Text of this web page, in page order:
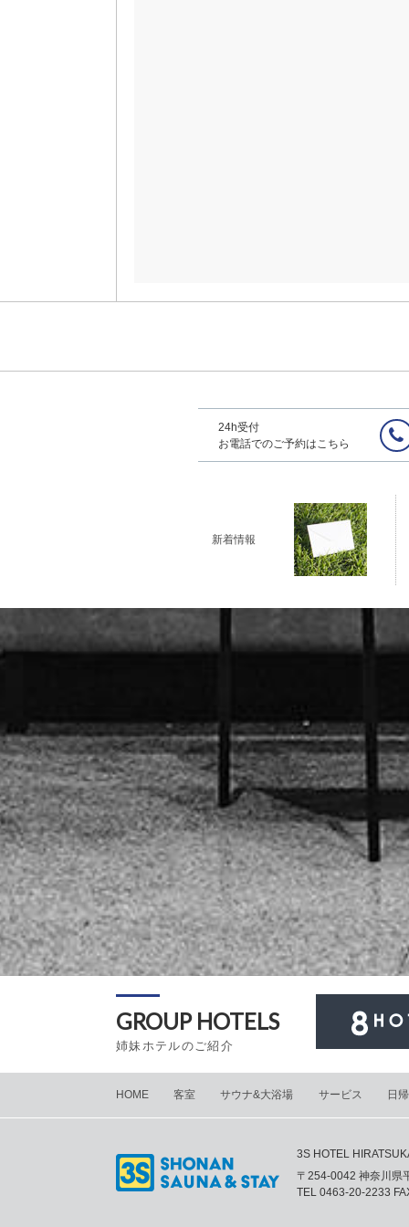
24h受付
お電話でのご予約はこちら
新着情報
GROUP HOTELS
姉妹ホテルのご紹介
HOME 客室 サウナ&大浴場 サービス 日
3S HOTEL
〒254-0042 神奈川県
TEL 0463-20-2233